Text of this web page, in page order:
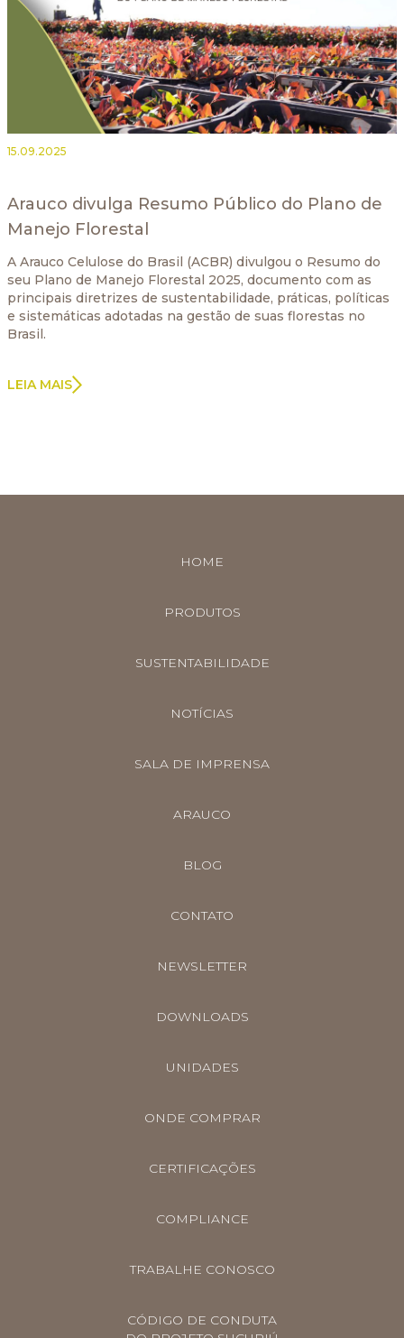
15.09.2025
Arauco divulga Resumo Público do Plano de
Manejo Florestal
A Arauco Celulose do Brasil (ACBR) divulgou o Resumo do
seu Plano de Manejo Florestal 2025, documento com as
principais diretrizes de sustentabilidade, práticas, políticas
e sistemáticas adotadas na gestão de suas florestas no
Brasil.
LEIA MAIS
HOME
PRODUTOS
SUSTENTABILIDADE
NOTÍCIAS
SALA DE IMPRENSA
ARAUCO
BLOG
CONTATO
NEWSLETTER
DOWNLOADS
UNIDADES
ONDE COMPRAR
CERTIFICAÇÕES
COMPLIANCE
TRABALHE CONOSCO
CÓDIGO DE CONDUTA